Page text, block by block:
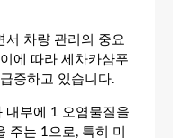
서 차량 관리의 중요
에 따라 세차카샴푸
증하고 있습니다.
내부에 1 오염물질을
주는 1으로, 특히 미